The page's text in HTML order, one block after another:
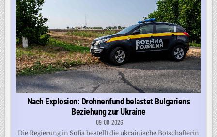
Nach Explosion: Drohnenfund belastet Bulgariens
Beziehung zur Ukraine
09-08-2026
Die Regierung in Sofia bestellt die ukrainische Botschafterin